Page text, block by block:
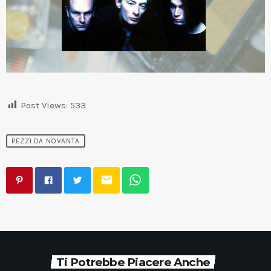
Post Views: 533
PEZZI DA NOVANTA
email
Ti Potrebbe Piacere Anche